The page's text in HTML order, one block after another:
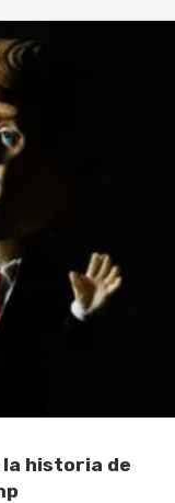
historia de